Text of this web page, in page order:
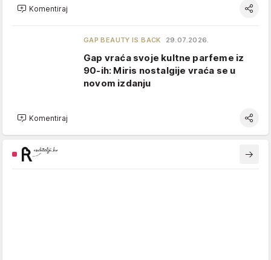
Komentiraj
GAP BEAUTY IS BACK 29.07.2026.
Gap vraća svoje kultne parfeme iz
90-ih: Miris nostalgije vraća se u
novom izdanju
Komentiraj